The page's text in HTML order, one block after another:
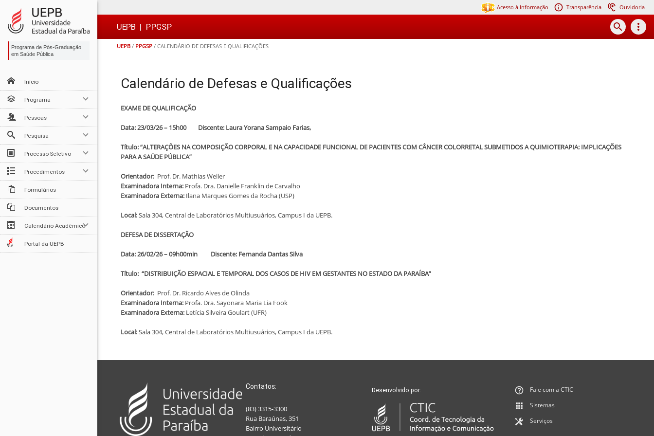
para
conteúdo
para
menu
para
busca
para
rodapé

Acesso à Informação Transparência Ouvidoria
UEPB | PPGSP search more_vert
UEPB / PPGSP / CALENDÁRIO DE DEFESAS E QUALIFICAÇÕES
Programa de Pós-Graduação
em Saúde Pública
Início
Programa
Pessoas
Pesquisa
Processo Seletivo
Procedimentos
Formulários
Documentos
Calendário Acadêmico
Portal da UEPB
Calendário de Defesas e Qualificações
EXAME DE QUALIFICAÇÃO
Data: 23/03/26 – 15h00 Discente: Laura Yorana Sampaio Farias,
Título: “ALTERAÇÕES NA COMPOSIÇÃO CORPORAL E NA CAPACIDADE FUNCIONAL DE PACIENTES COM CÂNCER COLORRETAL SUBMETIDOS A QUIMIOTERAPIA: IMPLICAÇÕES
PARA A SAÚDE PÚBLICA”
Orientador: Prof. Dr. Mathias Weller
Examinadora Interna: Profa. Dra. Danielle Franklin de Carvalho
Examinadora Externa: Ilana Marques Gomes da Rocha (USP)
Local:Sala 304, Central de Laboratórios Multiusuários, Campus I da UEPB.
DEFESA DE DISSERTAÇÃO
Data: 26/02/26 – 09h00min Discente: Fernanda Dantas Silva
Título: “DISTRIBUIÇÃO ESPACIAL E TEMPORAL DOS CASOS DE HIV EM GESTANTES NO ESTADO DA PARAÍBA”
Orientador: Prof. Dr. Ricardo Alves de Olinda
Examinadora Interna: Profa. Dra. Sayonara Maria Lia Fook
Examinadora Externa: Letícia Silveira Goulart (UFR)
Local:Sala 304, Central de Laboratórios Multiusuários, Campus I da UEPB.
Contatos:
(83) 3315-3300
Rua Baraúnas, 351
Bairro Universitário
Desenvolvido por:
Fale com a CTIC
Sistemas
Serviços